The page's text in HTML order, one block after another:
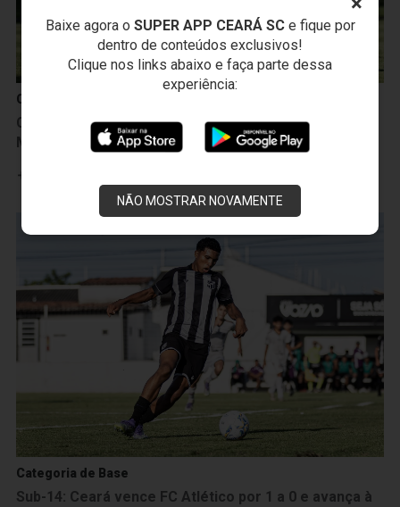
Baixe agora o SUPER APP CEARÁ SCe fique por
dentro de conteúdos exclusivos!
Clique nos links abaixo e faça parte dessa
experiência:
NÃO MOSTRAR NOVAMENTE
Categoria de Base
Ceará disputa Clássicos-Rei nas finais da Copa
Manjadinho Sub-12 e Sub-14
Categoria de Base
Sub-14: Ceará vence FC Atlético por 1 a 0 e avança à